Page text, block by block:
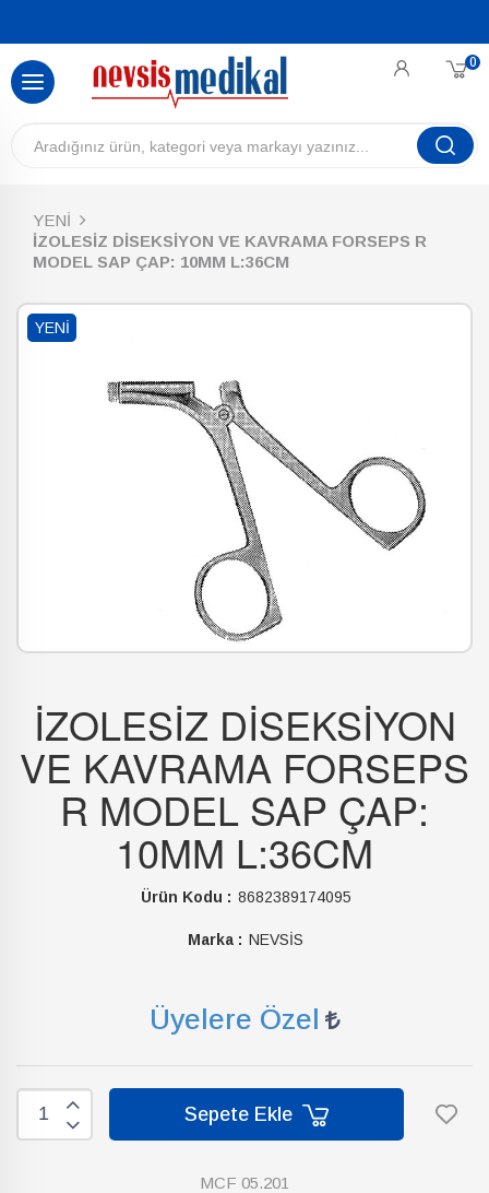
0
YENİ
İZOLESİZ DİSEKSİYON VE KAVRAMA FORSEPS R
MODEL SAP ÇAP: 10MM L:36CM
YENI
İZOLESİZ DİSEKSİYON
VE KAVRAMA FORSEPS
R MODEL SAP ÇAP:
10MM L:36CM
Ürün Kodu : 8682389174095
Marka : NEVSİS
Üyelere Özel
Sepete Ekle
MCF 05.201